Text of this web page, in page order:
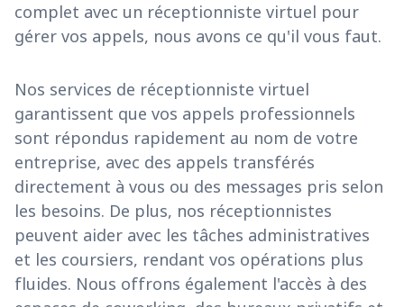
complet avec un réceptionniste virtuel pour
gérer vos appels, nous avons ce qu'il vous faut.
Nos services de réceptionniste virtuel
garantissent que vos appels professionnels
sont répondus rapidement au nom de votre
entreprise, avec des appels transférés
directement à vous ou des messages pris selon
les besoins. De plus, nos réceptionnistes
peuvent aider avec les tâches administratives
et les coursiers, rendant vos opérations plus
fluides. Nous offrons également l'accès à des